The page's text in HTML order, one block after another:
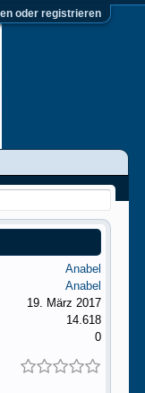
oder registrieren
Anabel
Anabel
19. März 2017
14.618
0